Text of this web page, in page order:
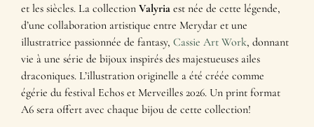
et les siècles. La collection Valyria est née de cette légende,
d’une collaboration artistique entre Merydar et une
illustratrice passionnée de fantasy, Cassie Art Work, donnant
vie à une série de bijoux inspirés des majestueuses ailes
draconiques. L’illustration originelle a été créée comme
égérie du festival Echos et Merveilles 2026. Un print format
A6 sera offert avec chaque bijou de cette collection!